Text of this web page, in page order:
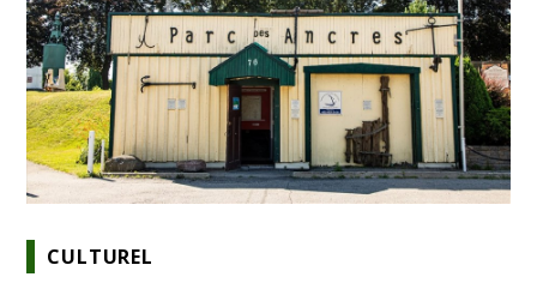
CULTUREL